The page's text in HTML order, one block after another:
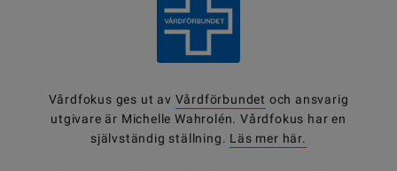
Vårdfokus ges ut av Vårdförbundet och ansvarig
utgivare är Michelle Wahrolén. Vårdfokus har en
självständig ställning. Läs mer här.